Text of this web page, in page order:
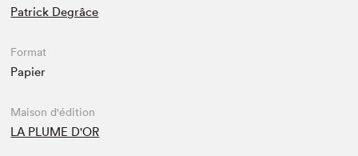
Patrick Degrâce
Format
Papier
Maison d'édition
LA PLUME D'OR